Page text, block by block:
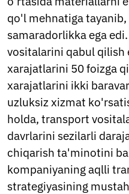
Vietnamese
Welsh
Xhosa
Yiddish
Yoruba
Zulu
Kinyarwanda
Tatar
Oriya
Turkmen
Uyghur
qo'l mehnatiga
samaradorlikka ega
vositalarini qabul qilish
xarajatlarini 50 foizga
xarajatlarini ikki
uzluksiz xizmat
holda, transport
davrlarini sezilarli
chiqarish ta'minotini
kompaniyaning aqlli
strategiyasining